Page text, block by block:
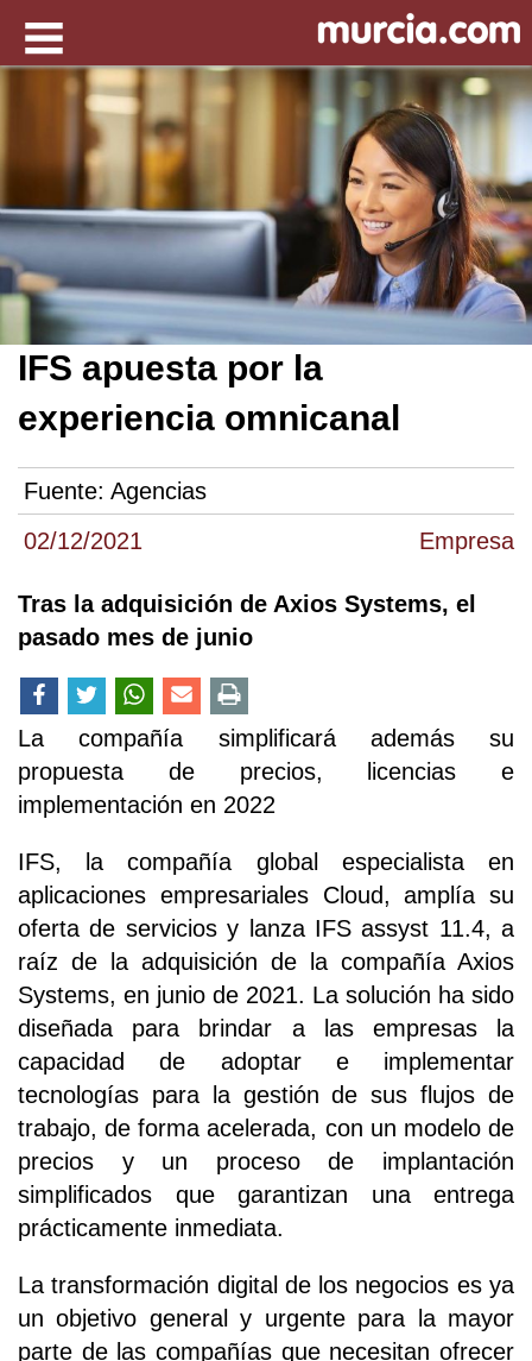
02/12/2021 Empresa
IFS apuesta por la
experiencia omnicanal
Fuente: Agencias
Tras la adquisición de Axios Systems, el
pasado mes de junio
La compañía simplificará además su
propuesta de precios, licencias e
implementación en 2022
IFS, la compañía global especialista en
aplicaciones empresariales Cloud, amplía su
oferta de servicios y lanza IFS assyst 11.4, a
raíz de la adquisición de la compañía Axios
Systems, en junio de 2021. La solución ha sido
diseñada para brindar a las empresas la
capacidad de adoptar e implementar
tecnologías para la gestión de sus flujos de
trabajo, de forma acelerada, con un modelo de
precios y un proceso de implantación
simplificados que garantizan una entrega
prácticamente inmediata.
La transformación digital de los negocios es ya
un objetivo general y urgente para la mayor
parte de las compañías que necesitan ofrecer